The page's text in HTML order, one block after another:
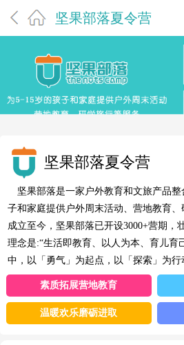
坚果部落夏令营
坚果部落夏令营
坚果部落是一家户外教育和文旅产品
子和家庭提供户外周末活动、营地教育
成立至今，坚果部落已开设3000+营期，
理念是:“生活即教育、以人为本、育儿育
中，以「勇气」为起点，以「探索」为
力”的教育体系。陆续推出勇气登山队、
列产品，以及中国必达计划、21天万里
等远征系列产品。……【详细
素质拓展营地教育
温暖欢乐磨砺进取